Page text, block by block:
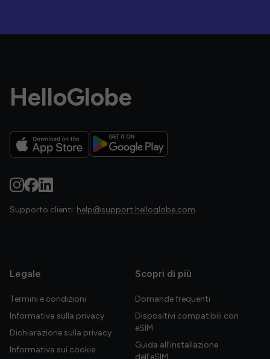
HelloGlobe
Supporto clienti: help@support.helloglobe.com
Legale
Termini e condizioni
Informativa sulla privacy
Dichiarazione sulla privacy
Informativa sui cookie
Scopri di più
Domande frequenti
Dispositivi compatibili con
eSIM
Guida all’installazione
dell’eSIM